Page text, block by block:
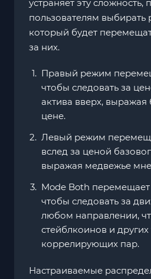
устраняет эту сложность,
пользователям
который будет
за них.
Правый режим
чтобы следовать за
актива вверх,
цене.
Левый режим
вслед за ценой
выражая медвежье
Mode Both перемещает
чтобы следовать за
любом направлении,
стейблкоинов и других
коррелирующих пар.
Настраиваемые